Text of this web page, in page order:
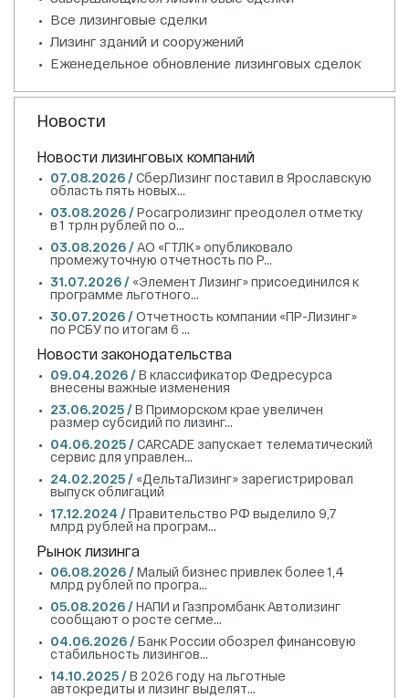
Все лизинговые сделки
Лизинг зданий и сооружений
Еженедельное обновление лизинговых сделок
Новости
Новости лизинговых компаний
07.08.2026 /СберЛизинг поставил в Ярославскую
область пять новых...
03.08.2026 /Росагролизинг преодолел отметку
в 1 трлн рублей по о...
03.08.2026 /АО «ГТЛК» опубликовало
промежуточную отчетность по Р...
31.07.2026 / «Элемент Лизинг» присоединился к
программе льготного...
30.07.2026 /Отчетность компании «ПР-Лизинг»
по РСБУ по итогам 6 ...
Новости законодательства
09.04.2026 /В классификатор Федресурса
внесены важные изменения
23.06.2025 /В Приморском крае увеличен
размер субсидий по лизинг...
04.06.2025 /CARCADE запускает телематический
сервис для управлен...
24.02.2025 / «ДельтаЛизинг» зарегистрировал
выпуск облигаций
17.12.2024 /Правительство РФ выделило 9,7
млрд рублей на програм...
Рынок лизинга
06.08.2026 /Малый бизнес привлек более 1,4
млрд рублей по програ...
05.08.2026 /НАПИ и Газпромбанк Автолизинг
сообщают о росте сегме...
04.06.2026 /Банк России обозрел финансовую
стабильность лизингов...
14.10.2025 /В 2026 году на льготные
автокредиты и лизинг выделят...